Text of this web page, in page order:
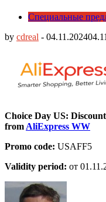
Специальные
by cdreal - 04.11.2024
Choice Day US:
from AliExpress WW
Promo code: USAFF5
Validity period: от